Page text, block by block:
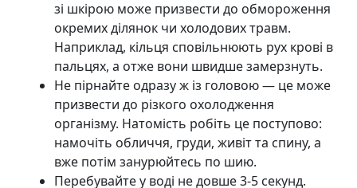
зі шкірою може призвести до обмороження
окремих ділянок чи холодових травм.
Наприклад, кільця сповільнюють рух крові в
пальцях, а отже вони швидше замерзнуть.
Не пірнайте одразу ж із головою — це може
призвести до різкого охолодження
організму. Натомість робіть це поступово:
намочіть обличчя, груди, живіт та спину, а
вже потім занурюйтесь по шию.
Перебувайте у воді не довше 3-5 секунд.